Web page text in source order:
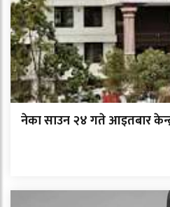
नेका साउन २४ गते आइतबार